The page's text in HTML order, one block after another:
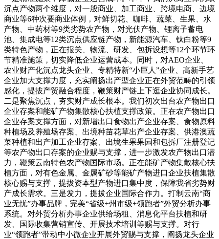
沉点产物两个维度，对一般商业、加工商业、跨境电商、边境
商业等6种次要商业体例，对鲜切花、咖啡、蔬菜、生果、水
产物、中药材等9类劣势农产物，对光伏产物、锂离子蓄电
池、集成电等12类沉点供应链产物，新能源汽车、钛白粉等9
类特色产物，正在报关、物流、研发、包拆设想等12个环节环
节精准施策，切实降低企业运营成本。同时，对AEO企业、
农业财产化沉点龙头企业、专精特新“小巨人”企业、高新手艺
企业加大支撑力度，充实阐扬出产型企业正在外贸范畴的引领
感化，提拔产贸融合程度，鞭策财产链上下逛企业协同成长。
二是聚焦沉点，夯实财产成长根本。我们初次出台农产物出口
企业存案和能矿产物集散核心扶植支撑政策。正在农产物出口
企业存案支撑方面，对新增‌出口食物出产企业存案、食物原料
种植场及养殖场存案、出境种苗花草出产企业存案、供港澳蔬
菜种植和出产加工企业存案、出境生果果园和包拆厂注册登记‌
等农产物出口存案的企业赐与支撑，进一步激发农产物出口潜
力，鞭策云南特色农产物国际市场。正在能矿产物集散核心扶
植方面，对有色金属、金属矿砂等能矿产物进口企业扶植集散
核心赐与支撑，提拔资本型产物进口集中度，保障我省劣势财
产成长需求。三是发力，提拔企业国际合作力。打制云南“商
业无忧”办事品牌，完美“省级+州市级+领跑者”外贸分析办事
系统。对外贸分析办事企业供给场租、消息化平台扶植和研
发、国际收集营销宣传、开展技术培训等赐与支撑。对行
业“领跑者”带动中小微企业开展外贸赐与支撑，阐扬龙头企业